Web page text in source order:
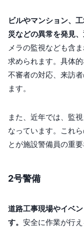
ビルやマンション、
災などの異常を発見、
メラの監視なども含
求められます。具体
不審者の対応、来訪
ます。
また、近年では、監
なっています。これ
とが施設警備員の重要
2号警備
道路工事現場やイベ
す。 安全に作業が行